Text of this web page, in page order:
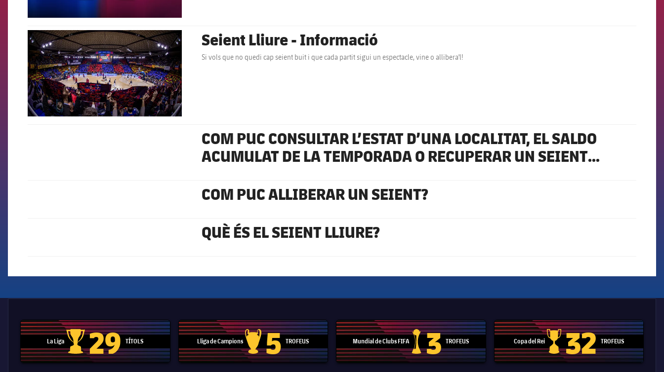
FCB Barcelona badge Seient Lliure - Informació
Si vols que no quedi cap seient buit i que cada partit sigui un espectacle, vine o allibera'l!
COM PUC CONSULTAR L’ESTAT D’UNA LOCALITAT, EL SALDO
ACUMULAT DE LA TEMPORADA O RECUPERAR UN SEIENT
COM PUC ALLIBERAR UN SEIENT?
QUÈ ÉS EL SEIENT LLIURE?
La Liga
Trofeu de la Liga
29 TÍTOLS Lliga de Campions
Trofeu de la Lliga de Campions
5 TROFEUS Mundial de Clubs FIFA
Trofeu del Mundial de Clubs
3 TROFEUS Copa del Rei
Copa del Rei
32 TROFEUS